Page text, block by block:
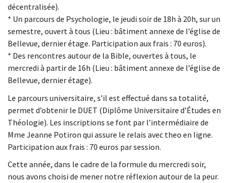
décentralisée).
* Un parcours de Psychologie, le jeudi soir de 18h à 20h, sur un
semestre, ouvert à tous (Lieu : bâtiment annexe de l’église de
Bellevue, dernier étage. Participation aux frais : 70 euros).
* Des rencontres autour de la Bible, ouvertes à tous, le
mercredi à partir de 16h (Lieu : bâtiment annexe de l’église de
Bellevue, dernier étage).
Le parcours universitaire, s’il est effectué dans sa totalité,
permet d’obtenir le DUET (Diplôme Universitaire d’Études en
Théologie). Les inscriptions se font par l’intermédiaire de
Mme Jeanne Potiron qui assure le relais avec theo en ligne.
Participation aux frais : 70 euros par session.
Cette année, dans le cadre de la formule du mercredi soir,
nous avons choisi de mener notre réflexion autour de la peur.